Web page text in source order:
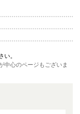
い。
中心のページもございま